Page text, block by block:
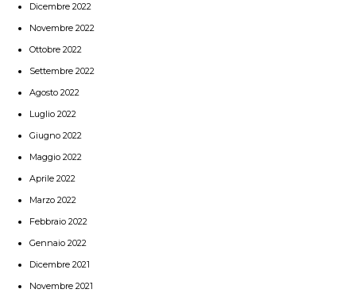
Dicembre 2022
Novembre 2022
Ottobre 2022
Settembre 2022
Agosto 2022
Luglio 2022
Giugno 2022
Maggio 2022
Aprile 2022
Marzo 2022
Febbraio 2022
Gennaio 2022
Dicembre 2021
Novembre 2021